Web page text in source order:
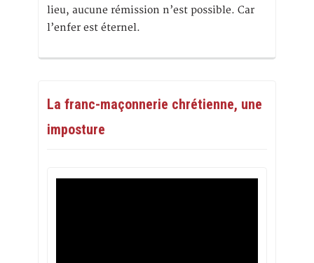
lieu, aucune rémission n’est possible. Car
l’enfer est éternel.
La franc-maçonnerie chrétienne, une
imposture